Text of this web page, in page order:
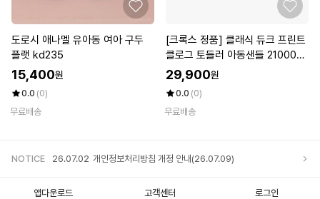
도로시 애나멜 유아동 여아 구두
플랫 kd235
15,400원
0.0 (0)
무료배송
[크록스 정품] 클래식 듀크 프린트
클로그 토들러 아동샌들 210008-
6WY
29,900원
0.0 (0)
무료배송
NOTICE 26.07.02 개인정보처리방침 개정 안내(26.07.09)
앱다운로드 고객센터 로그인